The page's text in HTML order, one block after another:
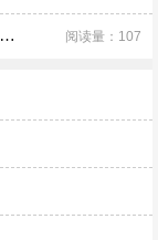
干挂面怎么做焖面不粘 具体干挂面做焖面不粘的方法 阅读量：107